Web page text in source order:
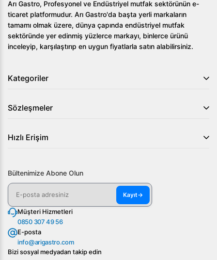
Arı Gastro, Profesyonel ve Endüstriyel mutfak sektörünün e-
ticaret platformudur. Arı Gastro'da başta yerli markaların
tamamı olmak üzere, dünya çapında endüstriyel mutfak
sektöründe yer edinmiş yüzlerce markayı, binlerce ürünü
inceleyip, karşılaştırıp en uygun fiyatlarla satın alabilirsiniz.
Kategoriler
Sözleşmeler
Hızlı Erişim
Bültenimize Abone Olun
Kayıt→
Müşteri Hizmetleri
0850 307 49 56
E-posta
info@arigastro.com
Bizi sosyal medyadan takip edin